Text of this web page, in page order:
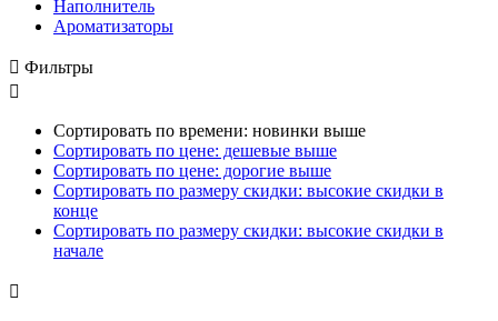
Наполнитель
Ароматизаторы
 Фильтры

Сортировать по времени: новинки выше
Сортировать по цене: дешевые выше
Сортировать по цене: дорогие выше
Сортировать по размеру скидки: высокие скидки в
конце
Сортировать по размеру скидки: высокие скидки в
начале
